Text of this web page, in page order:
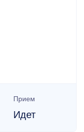
Прием
Идет